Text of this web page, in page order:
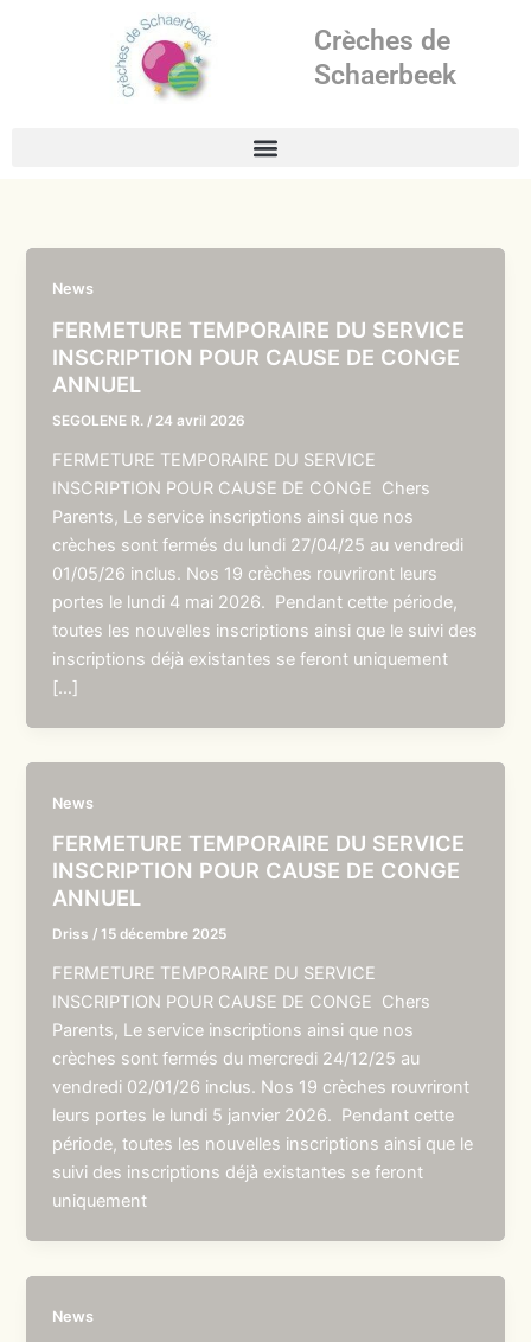
Crèches de
Schaerbeek
News
FERMETURE TEMPORAIRE DU SERVICE
INSCRIPTION POUR CAUSE DE CONGE
ANNUEL
SEGOLENE R. / 24 avril 2026
FERMETURE TEMPORAIRE DU SERVICE
INSCRIPTION POUR CAUSE DE CONGE Chers
Parents, Le service inscriptions ainsi que nos
crèches sont fermés du lundi 27/04/25 au vendredi
01/05/26 inclus. Nos 19 crèches rouvriront leurs
portes le lundi 4 mai 2026. Pendant cette période,
toutes les nouvelles inscriptions ainsi que le suivi des
inscriptions déjà existantes se feront uniquement
[…]
News
FERMETURE TEMPORAIRE DU SERVICE
INSCRIPTION POUR CAUSE DE CONGE
ANNUEL
Driss /15 décembre 2025
FERMETURE TEMPORAIRE DU SERVICE
INSCRIPTION POUR CAUSE DE CONGE Chers
Parents, Le service inscriptions ainsi que nos
crèches sont fermés du mercredi 24/12/25 au
vendredi 02/01/26 inclus. Nos 19 crèches rouvriront
leurs portes le lundi 5 janvier 2026. Pendant cette
période, toutes les nouvelles inscriptions ainsi que le
suivi des inscriptions déjà existantes se feront
uniquement
News